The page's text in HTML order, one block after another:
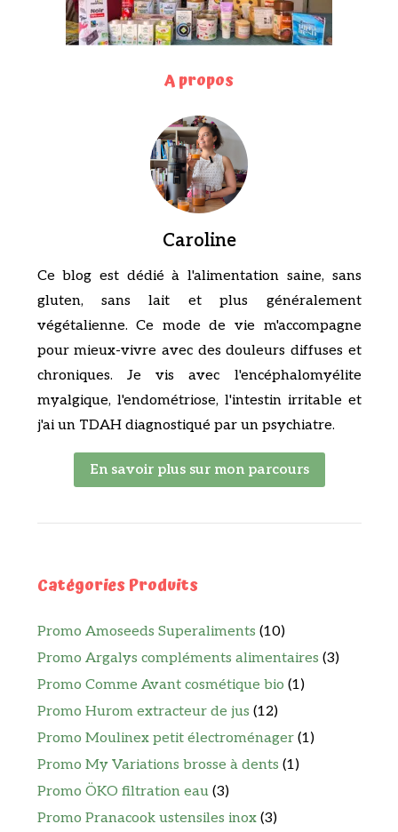
A propos
Caroline
Ce blog est dédié à l'alimentation saine, sans
gluten, sans lait et plus généralement
végétalienne. Ce mode de vie m'accompagne
pour mieux-vivre avec des douleurs diffuses et
chroniques. Je vis avec l'encéphalomyélite
myalgique, l'endométriose, l'intestin irritable et
j'ai un TDAH diagnostiqué par un psychiatre.
En savoir plus sur mon parcours
Catégories Produits
Promo Amoseeds Superaliments (10)
Promo Argalys compléments alimentaires (3)
Promo Comme Avant cosmétique bio (1)
Promo Hurom extracteur de jus (12)
Promo Moulinex petit électroménager (1)
Promo My Variations brosse à dents (1)
Promo ÖKO filtration eau (3)
Promo Pranacook ustensiles inox (3)